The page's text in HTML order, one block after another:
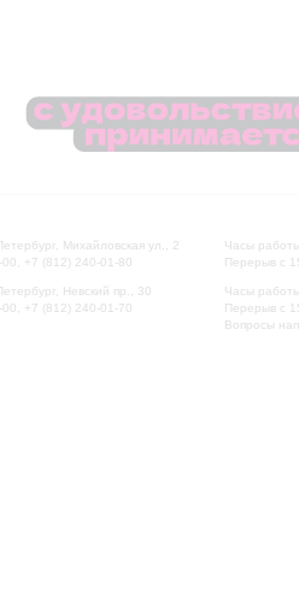
Михайловская ул., 2
+7 (812) 240-01-80
Невский пр., 30
+7 (812) 240-01-70
Часы
Перерыв с
Часы
Перерыв с
Вопросы